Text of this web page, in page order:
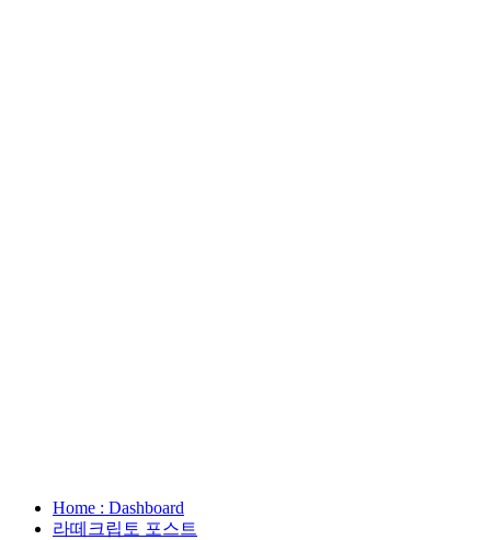
Home : Dashboard
라떼크립토 포스트